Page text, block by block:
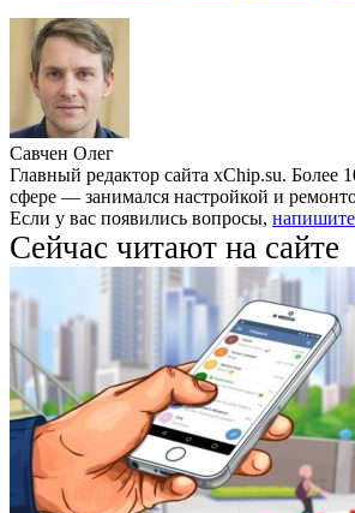
Савчен Олег
Главный редактор сайта xChip.su. Более
сфере — занимался настройкой и
Если у вас появились вопросы,
Сейчас читают на сайте